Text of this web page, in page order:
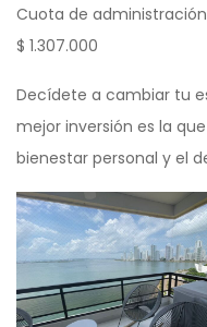
Cuota de administración
$ 1.307.000
Decídete a cambiar tu
mejor inversión es la
bienestar personal y el